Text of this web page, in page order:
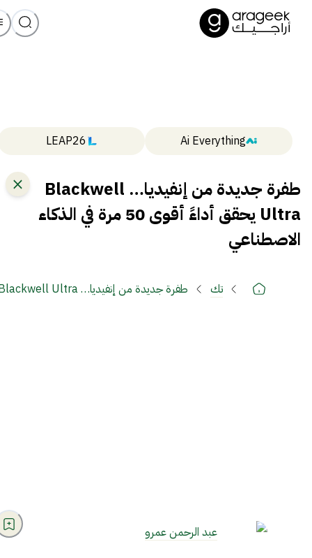
Ai Everything
LEAP26
طفرة جديدة من إنفيديا… Blackwell
Ultra يحقق أداءً أقوى 50 مرة في الذكاء
الاصطناعي
تك طفرة جديدة من إنفيديا… Blackwell Ultra يحقق أداءً أقوى 50 مرة في الذكاء الاصطناعي
عبد الرحمن عمرو